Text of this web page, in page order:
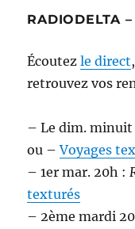
RADIODELTA
Écoutezle direct
retrouvez vos
– Le dim.
ou –Voyages
– 1er mar. 20h :
texturés
– 2ème mardi